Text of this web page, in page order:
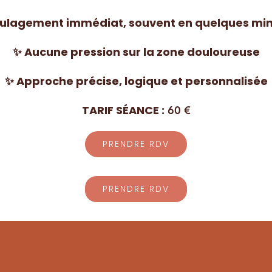
immédiat,souvent en quelques
✨ Aucune pression sur la zone douloureuse
✨ Approche précise, logique et personnalisée
TARIF SÉANCE : 60 €
PRENDRE RDV
PRENDRE RDV